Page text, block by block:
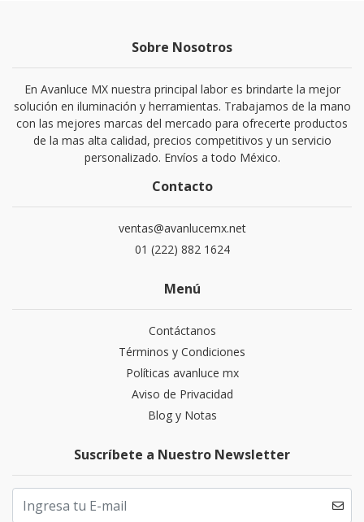
Sobre Nosotros
En Avanluce MX nuestra principal labor es brindarte la mejor
solución en iluminación y herramientas. Trabajamos de la mano
con las mejores marcas del mercado para ofrecerte productos
de la mas alta calidad, precios competitivos y un servicio
personalizado. Envíos a todo México.
Contacto
ventas@avanlucemx.net
01 (222) 882 1624
Menú
Contáctanos
Términos y Condiciones
Políticas avanluce mx
Aviso de Privacidad
Blog y Notas
Suscríbete a Nuestro Newsletter